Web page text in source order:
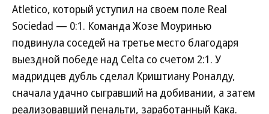
Atletico, который уступил на своем поле Real
Sociedad — 0:1. Команда Жозе Моуринью
подвинула соседей на третье место благодаря
выездной победе над Celta со счетом 2:1. У
мадридцев дубль сделал Криштиану Роналду,
сначала удачно сыгравший на добивании, а затем
реализовавший пенальти, заработанный Кака.